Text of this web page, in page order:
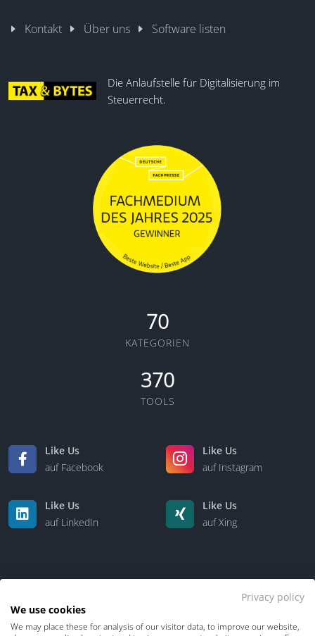
Kontakt Über uns Software listen
Die Anlaufstelle für Digitalisierung im
Steuerrecht.
70
KATEGORIEN
370
TOOLS
Like Us
auf Facebook
Like Us
auf Instagram
Like Us
auf LinkedIn
Like Us
auf Xing
Kontakt Über uns
Privacy policy
We use cookies
We may place these for analysis of our visitor data, to improve our website,